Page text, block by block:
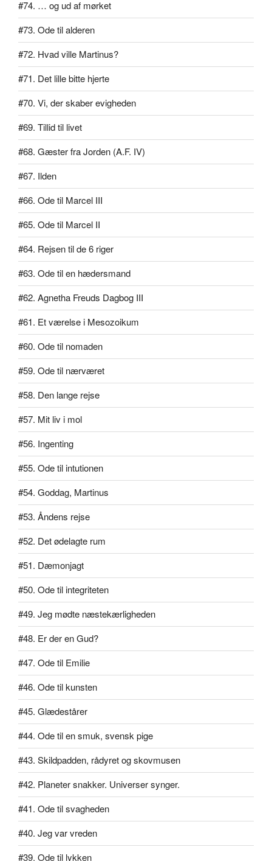
#74. … og ud af mørket
#73. Ode til alderen
#72. Hvad ville Martinus?
#71. Det lille bitte hjerte
#70. Vi, der skaber evigheden
#69. Tillid til livet
#68. Gæster fra Jorden (A.F. IV)
#67. Ilden
#66. Ode til Marcel III
#65. Ode til Marcel II
#64. Rejsen til de 6 riger
#63. Ode til en hædersmand
#62. Agnetha Freuds Dagbog III
#61. Et værelse i Mesozoikum
#60. Ode til nomaden
#59. Ode til nærværet
#58. Den lange rejse
#57. Mit liv i mol
#56. Ingenting
#55. Ode til intutionen
#54. Goddag, Martinus
#53. Åndens rejse
#52. Det ødelagte rum
#51. Dæmonjagt
#50. Ode til integriteten
#49. Jeg mødte næstekærligheden
#48. Er der en Gud?
#47. Ode til Emilie
#46. Ode til kunsten
#45. Glædestårer
#44. Ode til en smuk, svensk pige
#43. Skildpadden, rådyret og skovmusen
#42. Planeter snakker. Universer synger.
#41. Ode til svagheden
#40. Jeg var vreden
#39. Ode til lykken